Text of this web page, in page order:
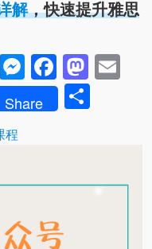
解，快速提升雅思
WhatsApp
Messenger
Share